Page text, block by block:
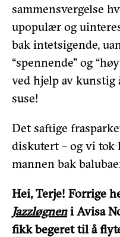
sammensvergelse
upopulær og
bak intetsigende,
“spennende” og
ved hjelp av kunstig
suse!
Det saftige
diskutert – og vi tok
mannen bak
Hei, Terje! Forrige
Jazzløgneni Avisa
fikk begeret til å